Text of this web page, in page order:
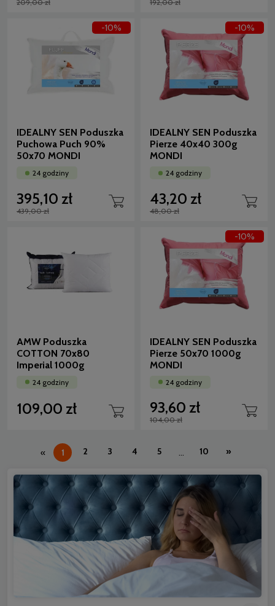
209,00 zł 192,00 zł
IDEALNY SEN Poduszka
Puchowa Puch 90%
50x70 MONDI
24 godziny
395,10 zł
439,00 zł
-10%
IDEALNY SEN Poduszka
Pierze 40x40 300g
MONDI
24 godziny
43,20 zł
48,00 zł
-10%
AMW Poduszka
COTTON 70x80
Imperial 1000g
24 godziny
109,00 zł
IDEALNY SEN Poduszka
Pierze 50x70 1000g
MONDI
24 godziny
93,60 zł
104,00 zł
-10%
« 1 2 3 4 5 ... 10 »